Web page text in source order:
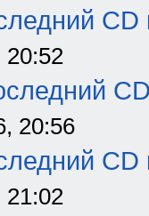
CD
20:52
20:56
CD
21:02